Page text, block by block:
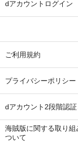
dアカウントログイン
ご利用規約
プライバシーポリシー
dアカウント2段階認証
海賊版に関する取り組
ついて